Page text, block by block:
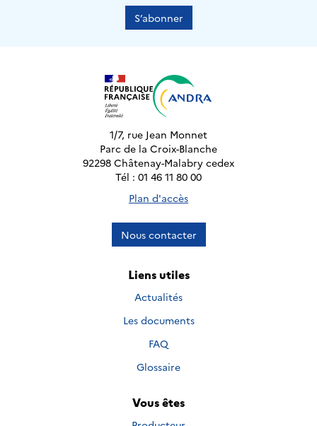
S’abonner
1/7, rue Jean Monnet
Parc de la Croix-Blanche
92298 Châtenay-Malabry cedex
Tél : 01 46 11 80 00
Plan d'accès
Nous contacter
Liens utiles
Actualités
Les documents
FAQ
Glossaire
Vous êtes